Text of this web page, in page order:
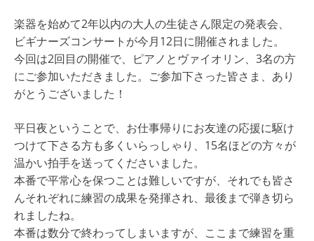
楽器を始めて2年以内の大人の生徒さん限定の発表会、
ビギナーズコンサートが今月12日に開催されました。
今回は2回目の開催で、ピアノとヴァイオリン、3名の方
にご参加いただきました。ご参加下さった皆さま、あり
がとうございました！
平日夜ということで、お仕事帰りにお友達の応援に駆け
つけて下さる方も多くいらっしゃり、15名ほどの方々が
温かい拍手を送ってくださいました。
本番で平常心を保つことは難しいですが、それでも皆さ
んそれぞれに練習の成果を発揮され、最後まで弾き切ら
れましたね。
本番は数分で終わってしまいますが、ここまで練習を重